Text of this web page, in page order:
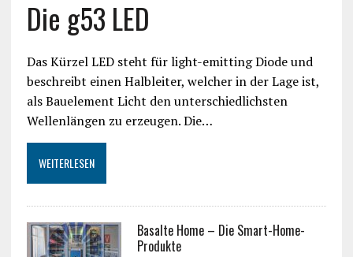
Die g53 LED
Das Kürzel LED steht für light-emitting Diode und
beschreibt einen Halbleiter, welcher in der Lage ist,
als Bauelement Licht den unterschiedlichsten
Wellenlängen zu erzeugen. Die…
WEITERLESEN
Basalte Home – Die Smart-Home-
Produkte